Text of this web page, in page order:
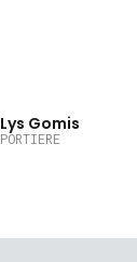
Lys Gomis
PORTIERE